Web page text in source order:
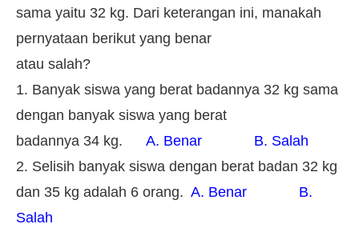
sama yaitu 32 kg. Dari keterangan ini, manakah
pernyataan berikut yang benar
atau salah?
1. Banyak siswa yang berat badannya 32 kg sama
dengan banyak siswa yang berat
badannya 34 kg. A. Benar B. Salah
2. Selisih banyak siswa dengan berat badan 32 kg
dan 35 kg adalah 6 orang. A. Benar B.
Salah